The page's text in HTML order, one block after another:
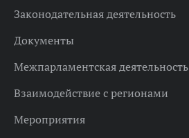
Законодательная деятельность
Документы
Межпарламентская деятельность
Взаимодействие с регионами
Мероприятия